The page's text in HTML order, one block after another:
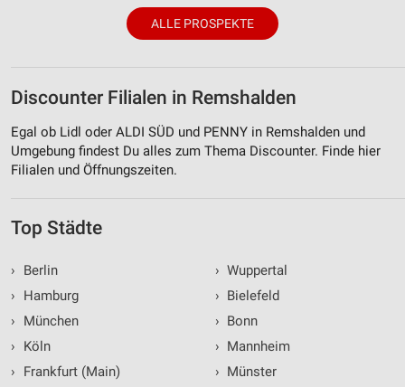
ALLE PROSPEKTE
Discounter Filialen in Remshalden
Egal ob Lidl oder ALDI SÜD und PENNY in Remshalden und
Umgebung findest Du alles zum Thema Discounter. Finde hier
Filialen und Öffnungszeiten.
Top Städte
›
Berlin
›
Hamburg
›
München
›
Köln
›
Frankfurt (Main)
› Wuppertal
› Bielefeld
› Bonn
› Mannheim
› Münster